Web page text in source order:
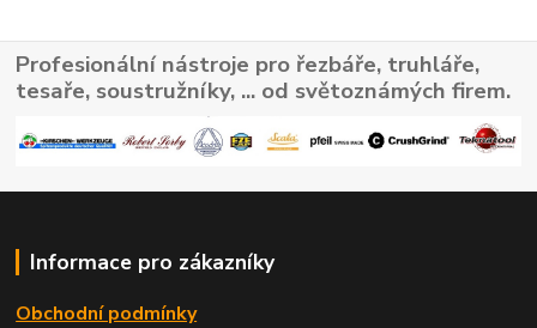
Profesionální nástroje pro řezbáře, truhláře,
tesaře, soustružníky, ... od světoznámých firem.
Informace pro zákazníky
Obchodní podmínky